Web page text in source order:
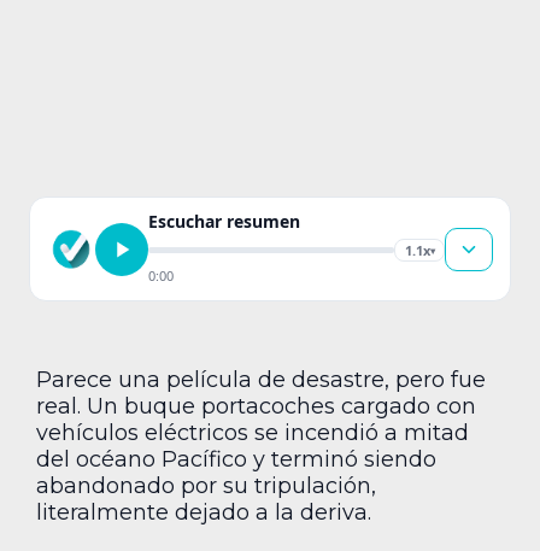
Escuchar resumen
1.1x▾
0:00
Parece una película de desastre, pero fue
real. Un buque portacoches cargado con
vehículos eléctricos se incendió a mitad
del océano Pacífico y terminó siendo
abandonado por su tripulación,
literalmente dejado a la deriva.